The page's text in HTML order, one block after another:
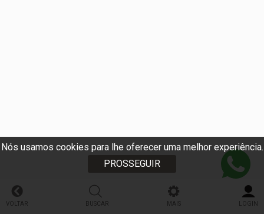
Nós usamos cookies para lhe oferecer uma melhor experiência.
PROSSEGUIR
VOLTAR BUSCAR MAIS LOGIN